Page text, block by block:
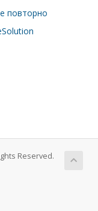
повторно
Reserved.